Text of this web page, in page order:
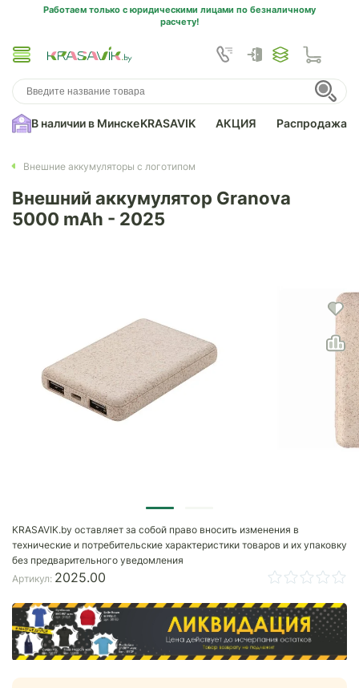
Работаем только с юридическими лицами по безналичному
расчету!
В наличии в МинскеKRASAVIK АКЦИЯ Распродажа
Внешние аккумуляторы с логотипом
Внешний аккумулятор Granova
5000 mAh - 2025
KRASAVIK.by оставляет за собой право вносить изменения в
технические и потребительские характеристики товаров и их упаковку
без предварительного уведомления
Артикул: 2025.00